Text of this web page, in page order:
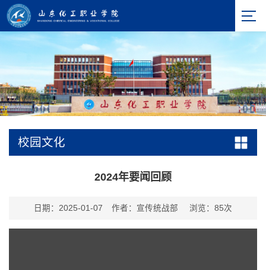
校园文化
2024年要闻回顾
日期：2025-01-07 作者：宣传统战部 浏览： 85次